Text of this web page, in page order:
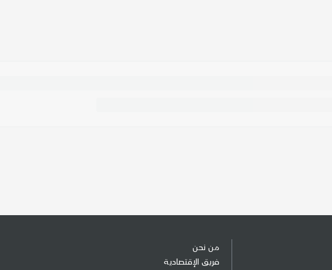
من نحن
فريق الإقتصادية